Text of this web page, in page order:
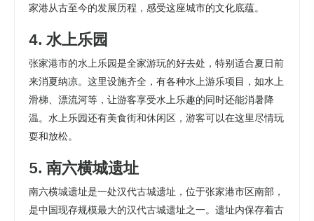
家港从古至今的发展历程，感受这座城市的文化底蕴。
4. 水上乐园
张家港市的水上乐园是全家游玩的好去处，特别适合夏日前
来消夏纳凉。这里设施齐全，有各种水上游乐项目，如水上
滑梯、漂流河等，让游客享受水上乐趣的同时还能消暑降
温。水上乐园还有美食街和休闲区，游客可以在这里尽情玩
耍和放松。
5. 南六横城遗址
南六横城遗址是一处汉代古城遗址，位于张家港市区南部，
是中国现存规模最大的汉代古城遗址之一。遗址内保存着古